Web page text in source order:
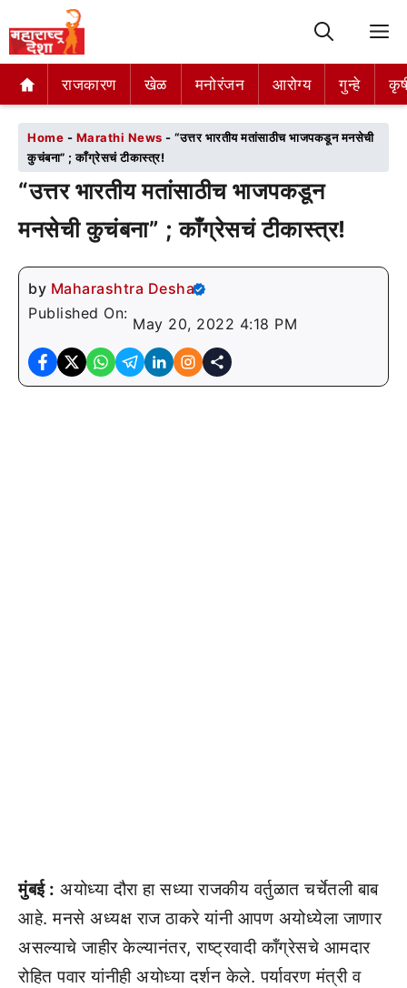
राजकारण खेळ मनोरंजन आरोग्य गुन्हे
राजकारण खेळ मनोरंजन आरोग्य गुन्हे
Home - Marathi News - “उत्तर भारतीय मतांसाठीच भाजपकडून मनसेची
कुचंबना” ; काँग्रेसचं टीकास्त्र!
“उत्तर भारतीय मतांसाठीच भाजपकडून
मनसेची कुचंबना” ; काँग्रेसचं टीकास्त्र!
by Maharashtra Desha
Published On:
May 20, 2022 4:18 PM
मुंबई : अयोध्या दौरा हा सध्या राजकीय वर्तुळात चर्चेतली बाब
आहे. मनसे अध्यक्ष राज ठाकरे यांनी आपण अयोध्येला जाणार
असल्याचे जाहीर केल्यानंतर, राष्ट्रवादी कॉंग्रेसचे आमदार
रोहित पवार यांनीही अयोध्या दर्शन केले. पर्यावरण मंत्री व